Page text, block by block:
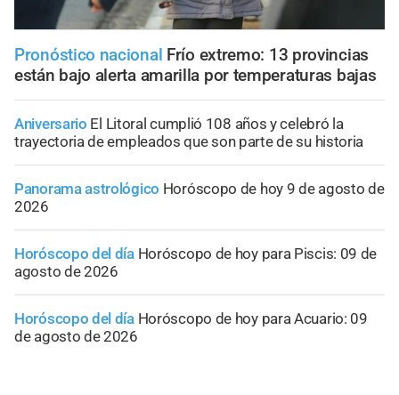
Pronóstico nacional Frío extremo: 13 provincias
están bajo alerta amarilla por temperaturas bajas
Aniversario El Litoral cumplió 108 años y celebró la
trayectoria de empleados que son parte de su historia
Panorama astrológico Horóscopo de hoy 9 de agosto de
2026
Horóscopo del día Horóscopo de hoy para Piscis: 09 de
agosto de 2026
Horóscopo del día Horóscopo de hoy para Acuario: 09
de agosto de 2026